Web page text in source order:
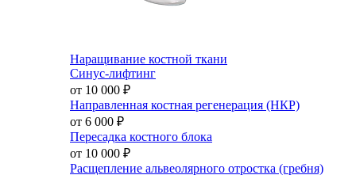
Наращивание костной ткани
Синус-лифтинг
от 10 000 ₽
Направленная костная регенерация (НКР)
от 6 000 ₽
Пересадка костного блока
от 10 000 ₽
Расщепление альвеолярного отростка (гребня)